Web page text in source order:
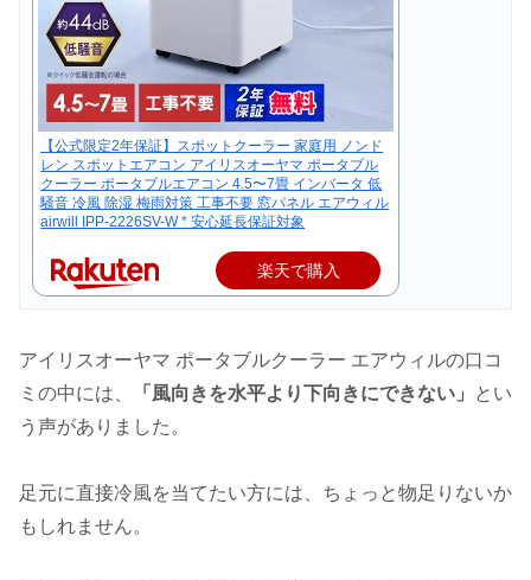
【公式限定2年保証】スポットクーラー 家庭用 ノンド
レン スポットエアコン アイリスオーヤマ ポータブル
クーラー ポータブルエアコン 4.5〜7畳 インバータ 低
騒音 冷風 除湿 梅雨対策 工事不要 窓パネル エアウィル
airwill IPP-2226SV-W * 安心延長保証対象
楽天で購入
アイリスオーヤマ ポータブルクーラー エアウィルの口コ
ミの中には、
「風向きを水平より下向きにできない」
とい
う声がありました。
足元に直接冷風を当てたい方には、ちょっと物足りないか
もしれません。